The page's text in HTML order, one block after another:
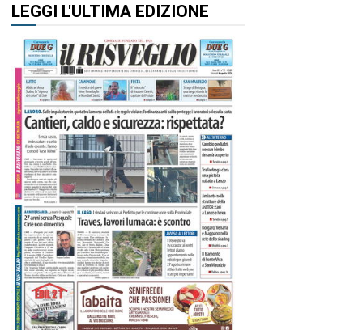
LEGGI L'ULTIMA EDIZIONE